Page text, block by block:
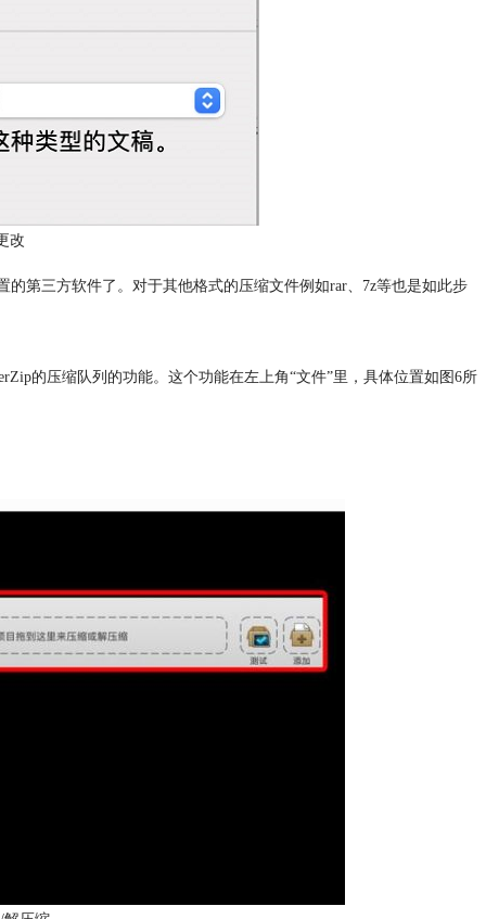
改
三方软件了。对于其他格式的压缩文件例如rar、7z等也是如此步
的压缩队列的功能。这个功能在左上角“文件”里，具体位置如图6所